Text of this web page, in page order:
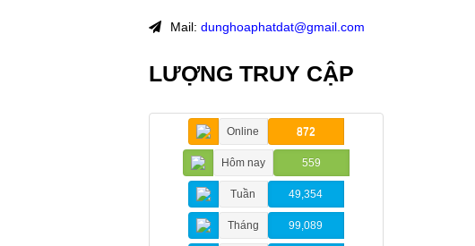
Mail: dunghoaphatdat@gmail.com
LƯỢNG TRUY CẬP
Online 872
Hôm nay 559
Tuần 49,354
Tháng 99,089